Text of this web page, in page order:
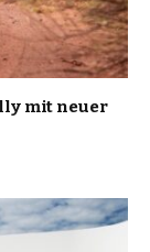
mit neuer